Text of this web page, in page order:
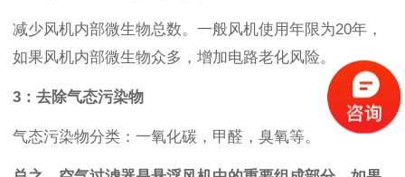
减少风机内部微生物总数。一般风机使用年限为20年，
如果风机内部微生物众多，增加电路老化风险。
3：去除气态污染物
气态污染物分类：一氧化碳，甲醛，臭氧等。